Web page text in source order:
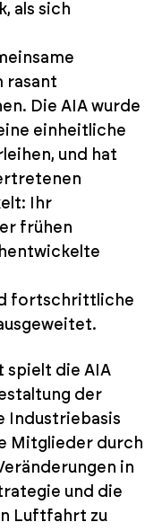
als sich
rasant
Die AIA wurde
einheitliche
und hat
Ihr
frühen
fortschrittliche
spielt die AIA
der
Industriebasis
Mitglieder durch
in
und die
Luftfahrt zu